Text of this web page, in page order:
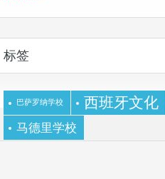
标签
巴萨罗纳学校 西班牙文化
马德里学校